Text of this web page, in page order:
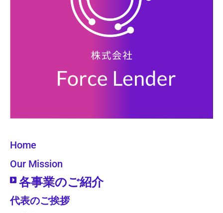
Home
Our Mission
各事業のご紹介
代表のご挨拶